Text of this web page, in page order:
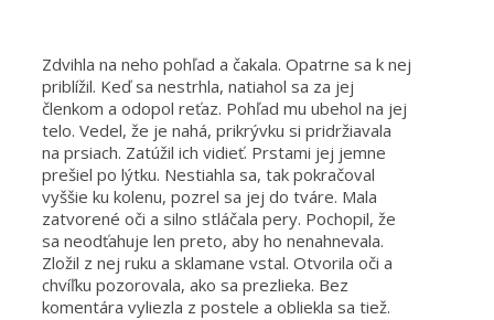
Zdvihla na neho pohľad a čakala. Opatrne sa k nej
priblížil. Keď sa nestrhla, natiahol sa za jej
členkom a odopol reťaz. Pohľad mu ubehol na jej
telo. Vedel, že je nahá, prikrývku si pridržiavala
na prsiach. Zatúžil ich vidieť. Prstami jej jemne
prešiel po lýtku. Nestiahla sa, tak pokračoval
vyššie ku kolenu, pozrel sa jej do tváre. Mala
zatvorené oči a silno stláčala pery. Pochopil, že
sa neodťahuje len preto, aby ho nenahnevala.
Zložil z nej ruku a sklamane vstal. Otvorila oči a
chvíľku pozorovala, ako sa prezlieka. Bez
komentára vyliezla z postele a obliekla sa tiež.